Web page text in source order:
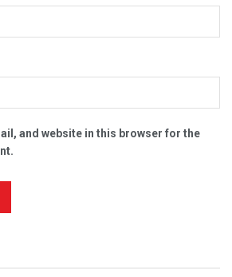
and website in this browser for the